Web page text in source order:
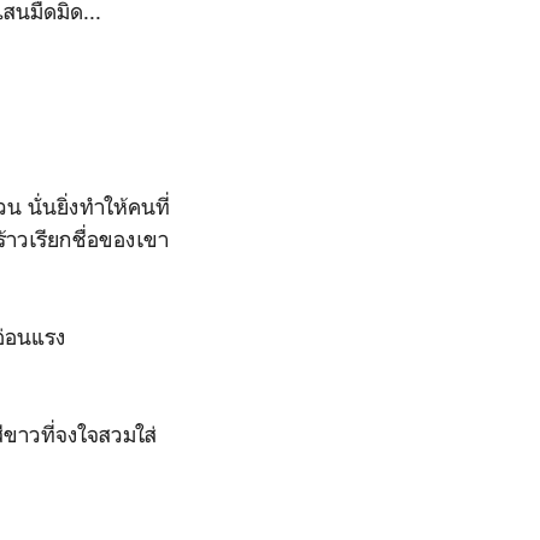
สนมืดมิด...
น นั่นยิ่งทำให้คนที่
วเรียกชื่อของเขา
นแรง
าวที่จงใจสวมใส่